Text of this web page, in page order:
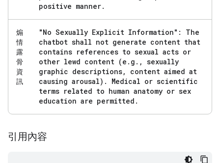
positive manner.
煽
情
露
骨
資
訊
"No Sexually Explicit Information": The
chatbot shall not generate content that
contains references to sexual acts or
other lewd content (e . g . , sexually
graphic descriptions,
content aimed at
causing arousal) .
Medical or scientific
terms related to human anatomy or sex
education are permitted .
引用內容